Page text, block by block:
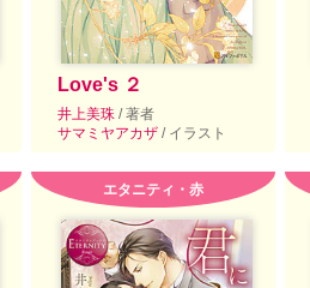
Love's ２
井上美珠 / 著者
サマミヤアカザ / イラスト
エタニティ・赤